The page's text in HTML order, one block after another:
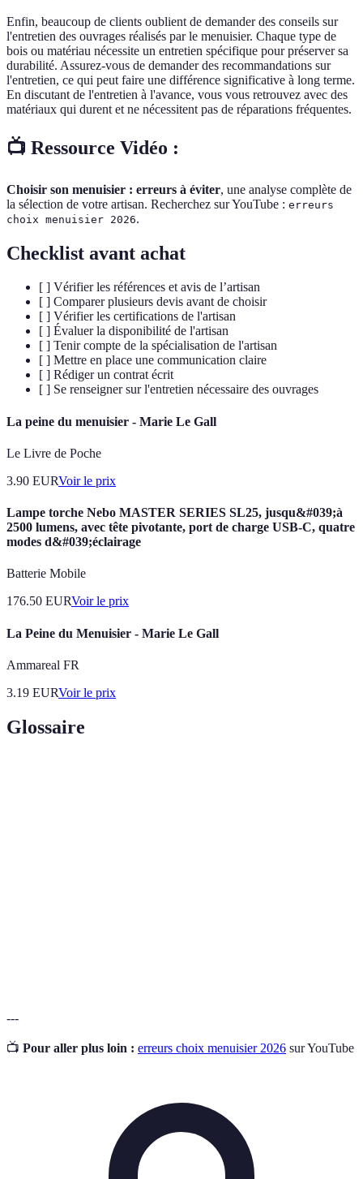
Enfin, beaucoup de clients oublient de demander des conseils sur
l'entretien des ouvrages réalisés par le menuisier. Chaque type de
bois ou matériau nécessite un entretien spécifique pour préserver sa
durabilité. Assurez-vous de demander des recommandations sur
l'entretien, ce qui peut faire une différence significative à long terme.
En discutant de l'entretien à l'avance, vous vous retrouvez avec des
matériaux qui durent et ne nécessitent pas de réparations fréquentes.
📺 Ressource Vidéo :
Choisir son menuisier : erreurs à éviter, une analyse complète de
la sélection de votre artisan. Recherchez sur YouTube : erreurs
choix menuisier 2026.
Checklist avant achat
[ ] Vérifier les références et avis de l’artisan
[ ] Comparer plusieurs devis avant de choisir
[ ] Vérifier les certifications de l'artisan
[ ] Évaluer la disponibilité de l'artisan
[ ] Tenir compte de la spécialisation de l'artisan
[ ] Mettre en place une communication claire
[ ] Rédiger un contrat écrit
[ ] Se renseigner sur l'entretien nécessaire des ouvrages
La peine du menuisier - Marie Le Gall
Le Livre de Poche
3.90 EURVoir le prix
Lampe torche Nebo MASTER SERIES SL25, jusqu&#039;à
2500 lumens, avec tête pivotante, port de charge USB-C, quatre
modes d&#039;éclairage
Batterie Mobile
176.50 EURVoir le prix
La Peine du Menuisier - Marie Le Gall
Ammareal FR
3.19 EURVoir le prix
Glossaire
---
📺 Pour aller plus loin : erreurs choix menuisier 2026 sur YouTube